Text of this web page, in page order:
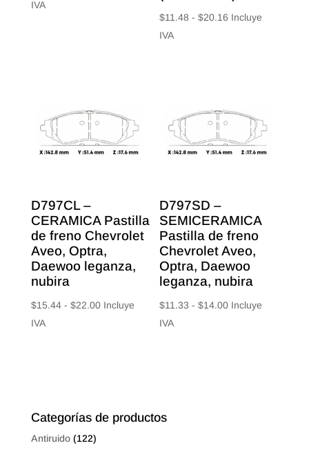
IVA
$11.48 - $20.16 Rango
$20.16
Incluye
IVA
D797CL –
CERAMICA Pastilla
de freno Chevrolet
Aveo, Optra,
Daewoo leganza,
nubira
$15.44 - $22.00Rango
$22.00
Incluye
IVA
D797SD –
SEMICERAMICA
Pastilla de freno
Chevrolet Aveo,
Optra, Daewoo
leganza, nubira
$11.33 - $14.00Rango
Incluye
IVA
Categorías de productos
Antiruido (122)